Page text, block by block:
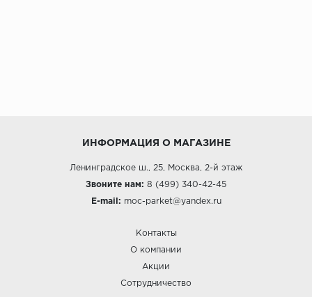
ИНФОРМАЦИЯ О МАГАЗИНЕ
Ленинградское ш., 25, Москва, 2-й этаж
Звоните нам: 8 (499) 340-42-45
E-mail: moc-parket@yandex.ru
Контакты
О компании
Акции
Сотрудничество